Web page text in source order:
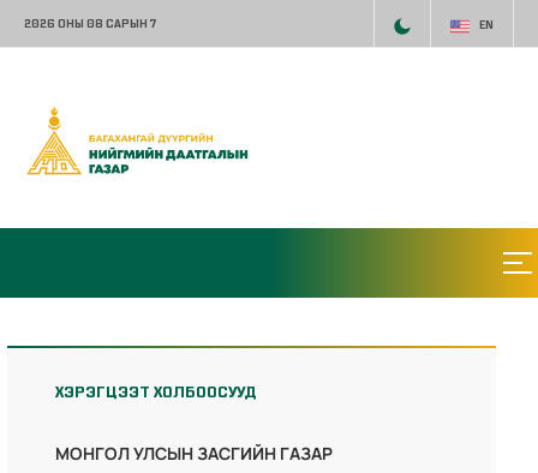
2026 ОНЫ 08 САРЫН 7 EN
ХЭРЭГЦЭЭТ ХОЛБООСУУД
МОНГОЛ УЛСЫН ЗАСГИЙН ГАЗАР